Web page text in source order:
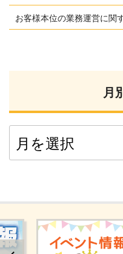
お客様本位の業務運営に関
月